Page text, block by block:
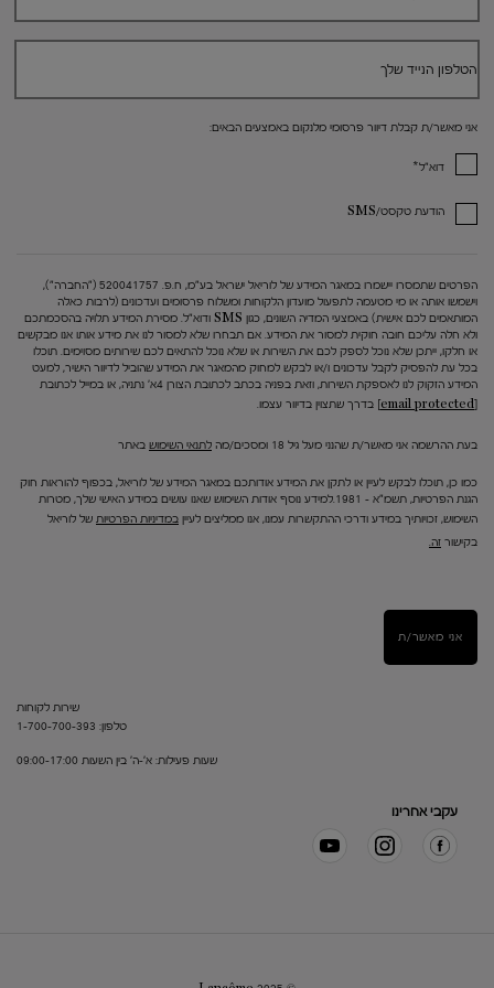
הטלפון הנייד שלך
אני מאשר/ת קבלת דיוור פרסומי מלנקום באמצעים הבאים:
דוא"ל*
הודעת טקסט/SMS
הפרטים שתמסרו יישמרו במאגר המידע של לוריאל ישראל בע"מ, ח.פ. 520041757 ("החברה"),
וישמשו אותה או מי מטעמה לתפעול מועדון הלקוחות ומשלוח פרסומים ועדכונים (לרבות כאלה
המותאמים לכם אישית) באמצעי המדיה השונים, כגון SMS ודוא"ל. מסירת המידע תלויה בהסכמתכם
ולא חלה עליכם חובה חוקית למסור את המידע. אם תבחרו שלא למסור לנו את מידע אותו אנו מבקשים
או חלקו, ייתכן שלא נוכל לספק לכם את השירות או שלא נוכל להתאים לכם שירותים מסוימים. תוכלו
בכל עת להפסיק לקבל עדכונים ו/או לבקש למחוק מהמאגר את המידע שהוביל לדיוור הישיר, למעט
המידע הזקוק לנו לאספקת השירות, וזאת בפניה בכתב לכתובת הצורן 4א' נתניה, או במייל לכתובת
[email protected]
בדרך שתצוין בדיוור עצמו.
בעת ההרשמה אני מאשר/ת שהנני מעל גיל 18 ומסכים/מה לתנאי השימוש באתר
כמו כן, תוכלו לבקש לעיין או לתקן את המידע אודותכם במאגר המידע של לוריאל, בכפוף להוראות חוק
הגנת הפרטיות, תשמ"א – 1981.למידע נוסף אודות השימוש שאנו עושים במידע האישי שלך, מטרות
השימוש, זכויותיך במידע ודרכי ההתקשרות עמנו, אנו ממליצים לעיין במדיניות הפרטיות של לוריאל
בקישור זה.
אני מאשר/ת
שירות לקוחות
טלפון: 1-700-700-393
שעות פעילות: א'-ה' בין השעות 09:00-17:00
עקבי אחרינו